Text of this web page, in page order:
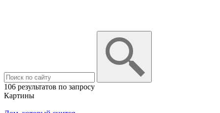
106 результатов по запросу
Картины